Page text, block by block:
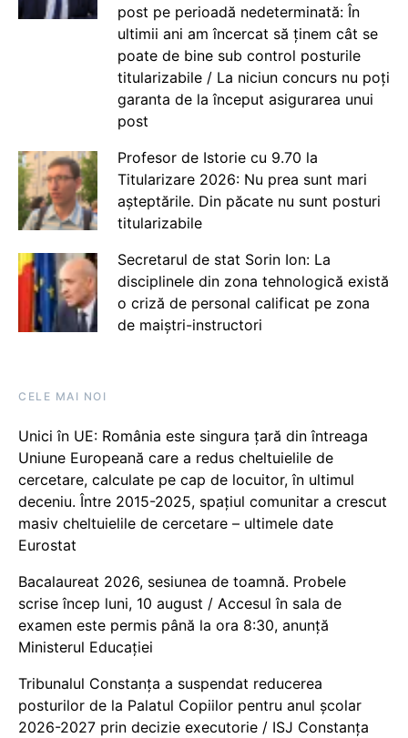
post pe perioadă nedeterminată: În
ultimii ani am încercat să ținem cât se
poate de bine sub control posturile
titularizabile / La niciun concurs nu poți
garanta de la început asigurarea unui
post
Profesor de Istorie cu 9.70 la
Titularizare 2026: Nu prea sunt mari
așteptările. Din păcate nu sunt posturi
titularizabile
Secretarul de stat Sorin Ion: La
disciplinele din zona tehnologică există
o criză de personal calificat pe zona
de maiștri-instructori
CELE MAI NOI
Unici în UE: România este singura țară din întreaga
Uniune Europeană care a redus cheltuielile de
cercetare, calculate pe cap de locuitor, în ultimul
deceniu. Între 2015-2025, spațiul comunitar a crescut
masiv cheltuielile de cercetare – ultimele date
Eurostat
Bacalaureat 2026, sesiunea de toamnă. Probele
scrise încep luni, 10 august / Accesul în sala de
examen este permis până la ora 8:30, anunță
Ministerul Educației
Tribunalul Constanța a suspendat reducerea
posturilor de la Palatul Copiilor pentru anul școlar
2026-2027 prin decizie executorie / ISJ Constanța